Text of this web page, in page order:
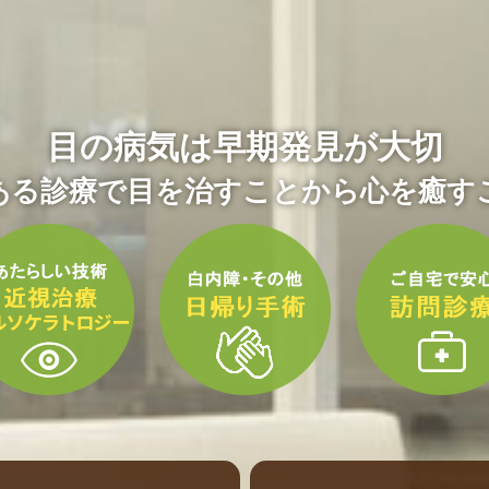
目の病気は早期発見が大切
る診療で目を治すことから心を癒す